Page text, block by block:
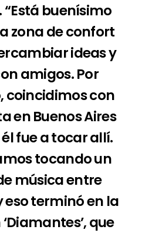
buenísimo
zona de confort
ideas y
amigos. Por
coincidimos con
en Buenos Aires
fue a tocar allí.
tocando un
música entre
eso terminó en la
‘Diamantes’,que